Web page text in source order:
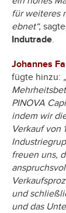
für weiteres
ebnet“, sagte
Indutrade.
Johannes
fügte hinzu:
PINOVA
indem wir
Verkauf von
freuen uns,
und
und das